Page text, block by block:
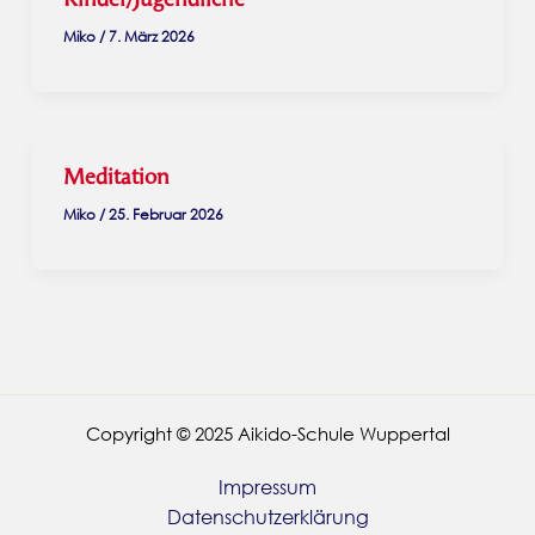
Miko/7. März 2026
Meditation
Miko/25. Februar 2026
Copyright © 2025 Aikido-Schule Wuppertal
Impressum
Datenschutzerklärung